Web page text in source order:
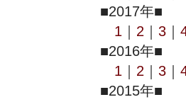
■2017年■
1
2 3
■2016年■
1
2 3
■2015年■